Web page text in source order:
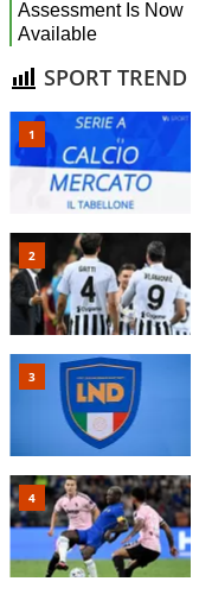
SPORT TREND